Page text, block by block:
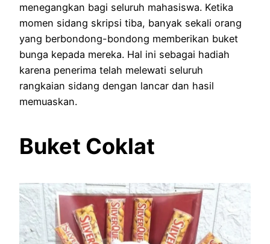
menegangkan bagi seluruh mahasiswa. Ketika
momen sidang skripsi tiba, banyak sekali orang
yang berbondong-bondong memberikan buket
bunga kepada mereka. Hal ini sebagai hadiah
karena penerima telah melewati seluruh
rangkaian sidang dengan lancar dan hasil
memuaskan.
Buket Coklat